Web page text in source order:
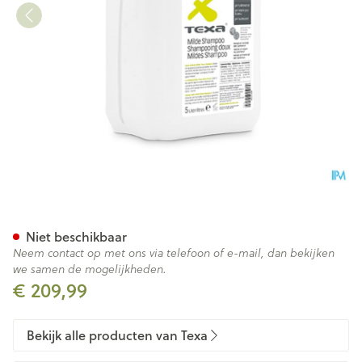
€ 209,99
Niet beschikbaar
Neem contact op met ons via telefoon of e-mail, dan bekijken
we samen de mogelijkheden.
Bekijk alle producten van Texa